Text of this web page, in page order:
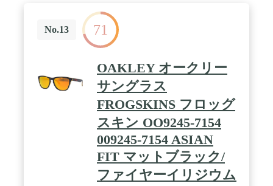
No.13 71
OAKLEY オークリー
サングラス
FROGSKINS フロッグ
スキン OO9245-7154
009245-7154 ASIAN
FIT マットブラック/
ファイヤーイリジウム